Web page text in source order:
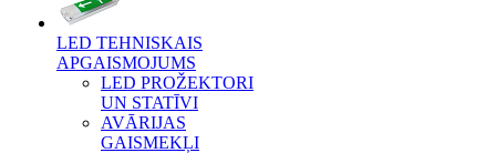
LED TEHNISKAIS
APGAISMOJUMS
LED PROŽEKTORI
UN STATĪVI
AVĀRIJAS
GAISMEKĻI